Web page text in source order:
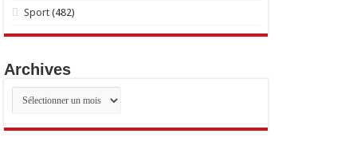
Sport (482)
Archives
Archives